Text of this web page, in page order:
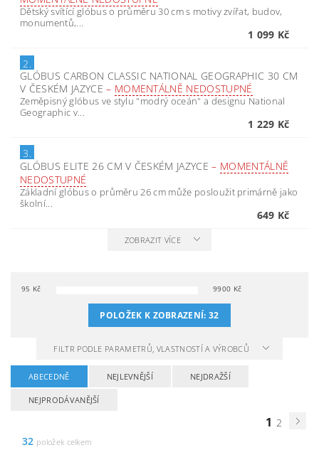
Dětský svítící glóbus o průměru 30 cm s motivy zvířat, budov,
monumentů,...
1 099 Kč
2.
GLÓBUS CARBON CLASSIC NATIONAL GEOGRAPHIC 30 CM
V ČESKÉM JAZYCE– MOMENTÁLNĚ NEDOSTUPNÉ
Zeměpisný glóbus ve stylu "modrý oceán" a designu National
Geographic v...
1 229 Kč
3.
GLÓBUS ELITE 26 CM V ČESKÉM JAZYCE– MOMENTÁLNĚ
NEDOSTUPNÉ
Základní glóbus o průměru 26 cm může posloužit primárně jako
školní...
649 Kč
ZOBRAZIT VÍCE
95 Kč 9900 Kč
POLOŽEK K ZOBRAZENÍ:32
FILTR PODLE PARAMETRŮ, VLASTNOSTÍ A VÝROBCŮ
ABECEDNĚ NEJLEVNĚJŠÍ NEJDRAŽŠÍ
NEJPRODÁVANĚJŠÍ
1 2
32 položek celkem